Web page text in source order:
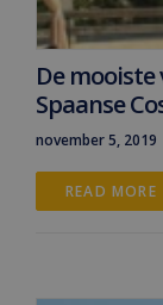
De mooiste
Spaanse
november 5, 2019
READ MORE